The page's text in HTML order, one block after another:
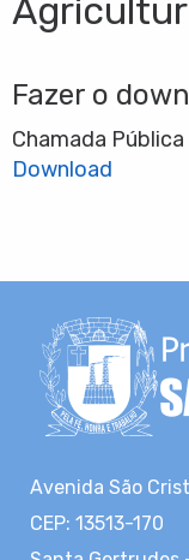
Fazer o
Chamada
Download
Avenida São
CEP: 13513-170